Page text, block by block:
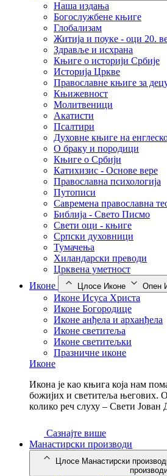
Наша издања
Богослужбене књиге
Глобализам
Житија и поуке - оци 20.
Здравље и исхрана
Књиге о историји Србије
Историја Цркве
Православне књиге за
Књижевност
Молитвеници
Акатисти
Псалтири
Духовне књиге на
О браку и породици
Књиге о Србији
Катихизис - Основе вере
Православна психологија
Путописи
Савремена православна
Библија - Свето Писмо
Свети оци - књиге
Српски духовници
Тумачења
Хиландарски преводи
Црквена уметност
Иконе
Цлосе Иконе Опен
Иконе Исуса Христа
Иконе Богородице
Иконе анђела и арханђела
Иконе светитеља
Иконе светитељки
Празничне иконе
Иконе
Икона је као књига која нам
божијих и светитеља његових.
колико реч слуху – Свети Јован
Сазнајте више
Манастирски производи
Цлосе Манастирски